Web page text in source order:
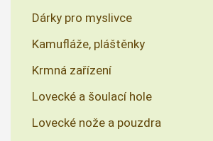
Dárky pro myslivce
Kamufláže, pláštěnky
Krmná zařízení
Lovecké a šoulací hole
Lovecké nože a pouzdra